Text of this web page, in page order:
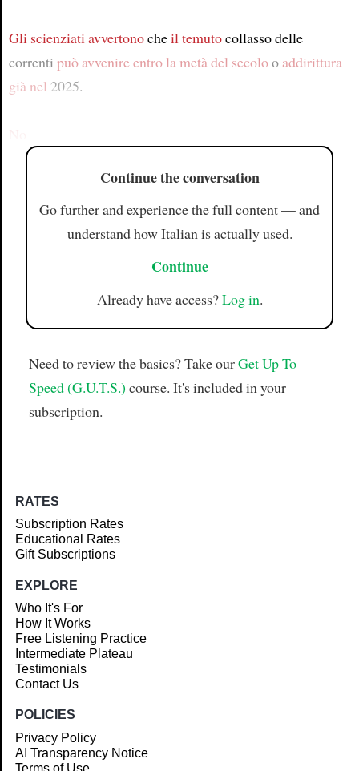
Gli scienziati avvertonocheil temutocollasso delle
correnti può avvenireentro la metà del secolooaddirittura
già nel 2025.
Continue the conversation
Go further and experience the full content — and
understand how Italian is actually used.
Continue
Already have access?Log in.
Need to review the basics? Take ourGet Up To
Speed (G.U.T.S.) course. It's included in your
subscription.
RATES
Subscription Rates
Educational Rates
Gift Subscriptions
EXPLORE
Who It's For
How It Works
Free Listening Practice
Intermediate Plateau
Testimonials
Contact Us
POLICIES
Privacy Policy
AI Transparency Notice
Terms of Use